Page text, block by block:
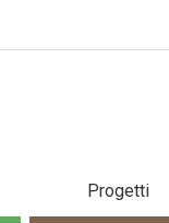
Progetti